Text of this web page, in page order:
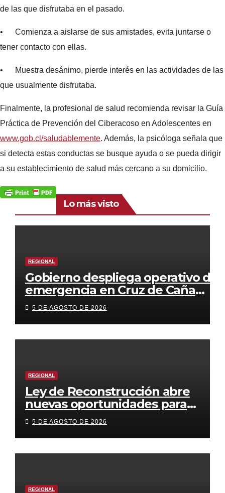
de las que disfrutaba en el pasado.
• Comienza a aislarse de sus amistades, evita juntarse o
tener contacto con ellas.
• Muestra desánimo, pierde interés en las actividades de las
que usualmente disfrutaba.
Finalmente, la profesional de salud recomienda revisar la Guía
Práctica de Prevención del Ciberacoso en Adolescentes en
www.gob.cl/saludablemente. Además, la psicóloga señala que
si detecta estas conductas se busque ayuda o se pueda dirigir
a su establecimiento de salud más cercano a su domicilio.
Lo más visto
REGIONAL
Gobierno despliega operativo de
emergencia en Cruz de Caña
para acercar servicios del Estado
a familias afectadas
5 DE AGOSTO DE 2026
REGIONAL
Ley de Reconstrucción abre
nuevas oportunidades para
reactivar la economía de la
Región de Coquimbo
5 DE AGOSTO DE 2026
REGIONAL